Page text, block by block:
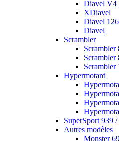
Diavel V4
XDiavel
Diavel
Diavel
Scrambler
Scrambler
Scrambler
Scrambler
Hypermotard
SuperSport 939
Autres modèles
Monster